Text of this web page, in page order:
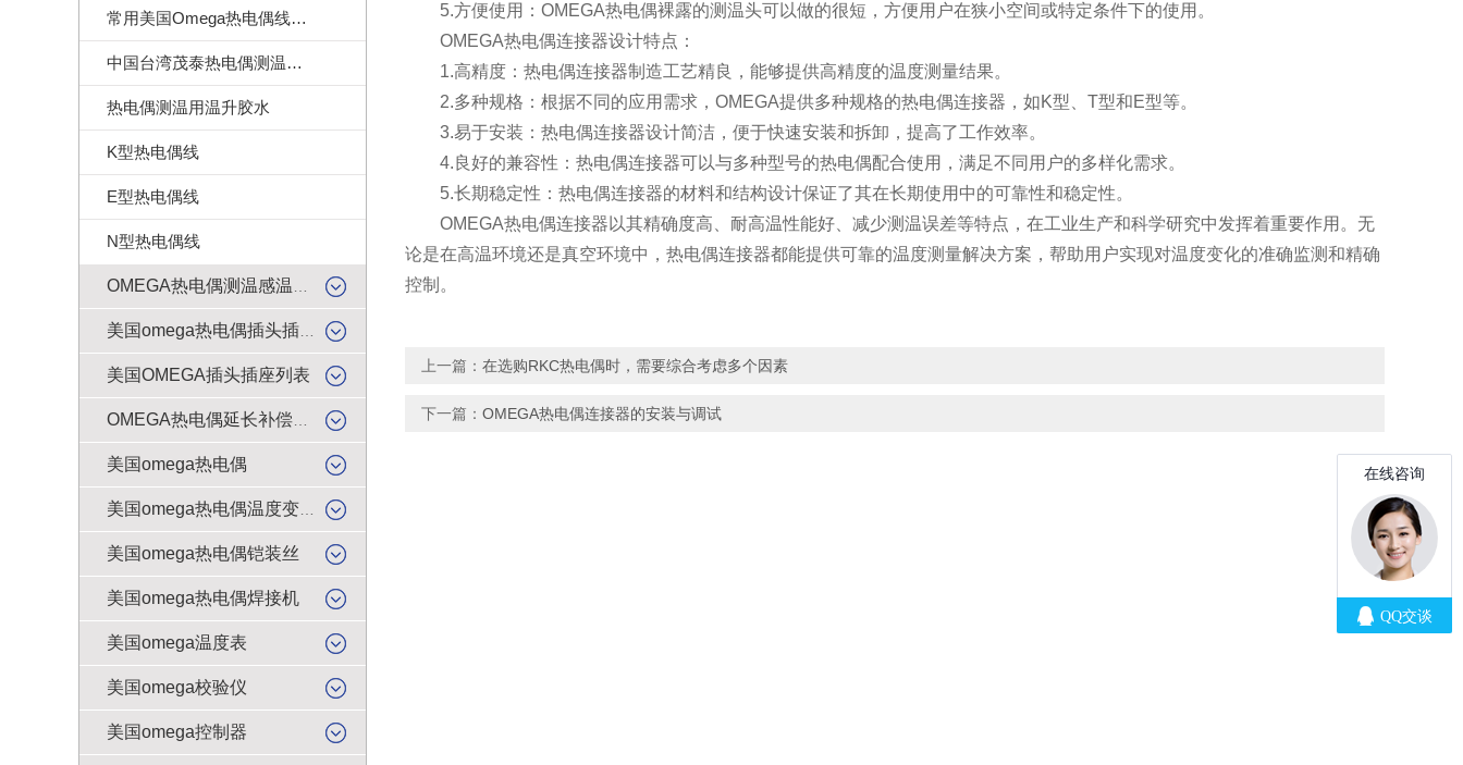
常用美国Omega热电偶线订做样式
中国台湾茂泰热电偶测温线|耐温260度
热电偶测温用温升胶水
K型热电偶线
E型热电偶线
N型热电偶线
美国OMEGA插头插座列表
美国omega热电偶
美国omega热电偶铠装丝
美国omega热电偶焊接机
美国omega温度表
美国omega校验仪
美国omega控制器
5.方便使用：OMEGA热电偶裸露的测温头可以做的很短，方便用户在狭小空间或特定条件下的使用。
OMEGA热电偶连接器设计特点：
1.高精度：热电偶连接器制造工艺精良，能够提供高精度的温度测量结果。
2.多种规格：根据不同的应用需求，OMEGA提供多种规格的热电偶连接器，如K型、T型和E型等。
3.易于安装：热电偶连接器设计简洁，便于快速安装和拆卸，提高了工作效率。
4.良好的兼容性：热电偶连接器可以与多种型号的热电偶配合使用，满足不同用户的多样化需求。
5.长期稳定性：热电偶连接器的材料和结构设计保证了其在长期使用中的可靠性和稳定性。
OMEGA热电偶连接器以其精确度高、耐高温性能好、减少测温误差等特点，在工业生产和科学研究中发挥着重要作用。无
论是在高温环境还是真空环境中，热电偶连接器都能提供可靠的温度测量解决方案，帮助用户实现对温度变化的准确监测和精确
控制。
上一篇： 在选购RKC热电偶时，需要综合考虑多个因素
下一篇： OMEGA热电偶连接器的安装与调试